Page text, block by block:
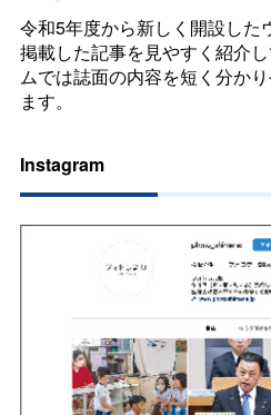
令和5年度から新しく開設した
掲載した記事を見やすく紹介
ムでは誌面の内容を短く分か
ます。
Instagram